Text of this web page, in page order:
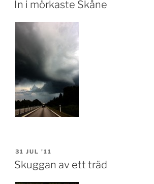
In i mörkaste Skåne
POSTED
ON
31 JUL ’11
Skuggan av ett träd